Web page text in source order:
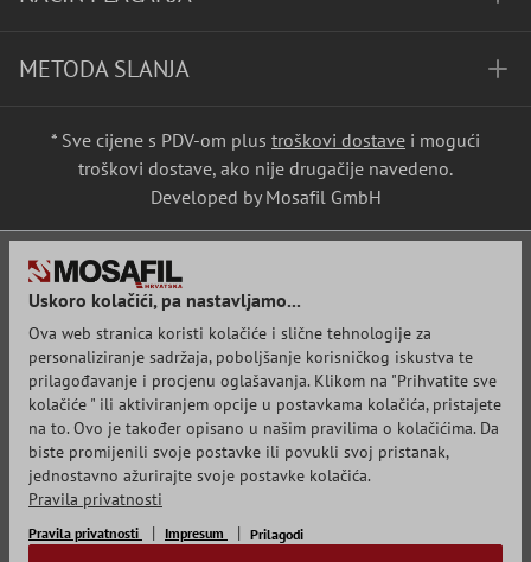
METODA SLANJA
* Sve cijene s PDV-om plus troškovi dostave i mogući
troškovi dostave, ako nije drugačije navedeno.
Developed by Mosafil GmbH
Uskoro kolačići, pa nastavljamo...
Ova web stranica koristi kolačiće i slične tehnologije za
personaliziranje sadržaja, poboljšanje korisničkog iskustva te
prilagođavanje i procjenu oglašavanja. Klikom na "Prihvatite sve
kolačiće " ili aktiviranjem opcije u postavkama kolačića, pristajete
na to. Ovo je također opisano u našim pravilima o kolačićima. Da
biste promijenili svoje postavke ili povukli svoj pristanak,
jednostavno ažurirajte svoje postavke kolačića.
Pravila privatnosti
Pravila privatnosti Impresum Prilagodi